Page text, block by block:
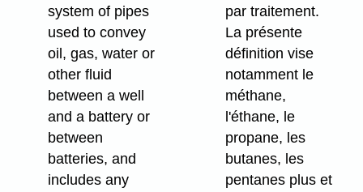
system of pipes
used to convey
oil, gas, water or
other fluid
between a well
and a battery or
between
batteries, and
includes any
par traitement.
La présente
définition vise
notamment le
méthane,
l'éthane, le
propane, les
butanes, les
pentanes plus et